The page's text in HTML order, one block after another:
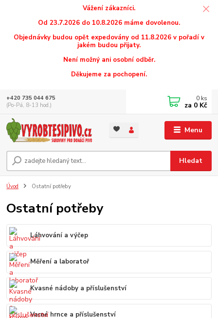
Vážení zákazníci.
Od 23.7.2026 do 10.8.2026 máme dovolenou.
Objednávky budou opět expedovány od 11.8.2026 v pořadí v
jakém budou přijaty.
Není možný ani osobní odběr.
Děkujeme za pochopení.
Menu
Hledat
+420 735 044 675
(Po-Pá, 8-13 hod.)
0 ks
za 0 Kč
Úvod Ostatní potřeby
Ostatní potřeby
Láhvování a výčep
Měření a laboratoř
Kvasné nádoby a příslušenství
Varné hrnce a příslušenství